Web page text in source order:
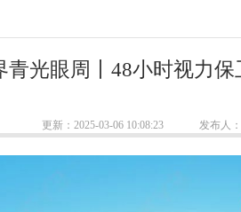
青光眼周丨48小时视力
更新：2025-03-06 10:08:23 发布人